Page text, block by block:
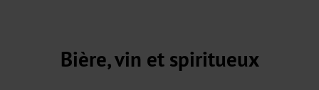
Notre
Bière, vin et spiritueux